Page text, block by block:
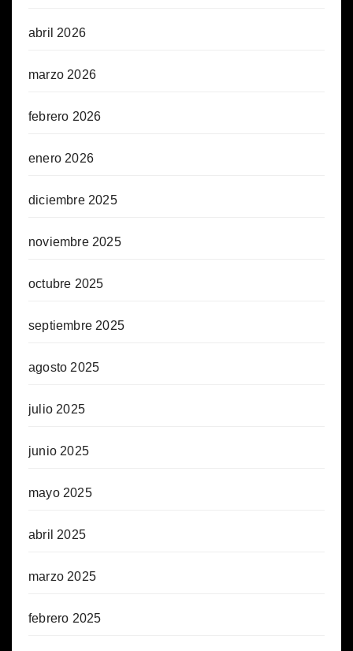
abril 2026
marzo 2026
febrero 2026
enero 2026
diciembre 2025
noviembre 2025
octubre 2025
septiembre 2025
agosto 2025
julio 2025
junio 2025
mayo 2025
abril 2025
marzo 2025
febrero 2025